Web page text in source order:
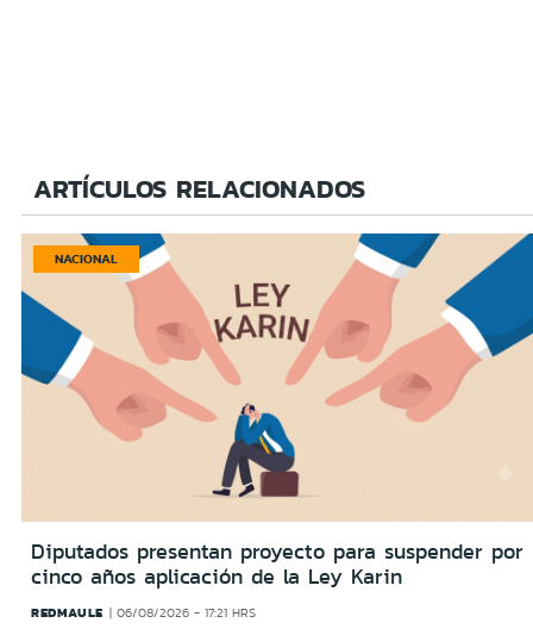
ARTÍCULOS RELACIONADOS
NACIONAL
Diputados presentan proyecto para suspender por
cinco años aplicación de la Ley Karin
REDMAULE 06/08/2026 - 17:21 HRS